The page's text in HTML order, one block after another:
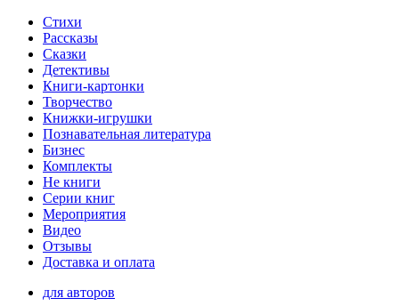
Стихи
Рассказы
Сказки
Детективы
Книги-картонки
Творчество
Книжки-игрушки
Познавательная литература
Бизнес
Комплекты
Не книги
Серии книг
Мероприятия
Видео
Отзывы
Доставка и оплата
для авторов